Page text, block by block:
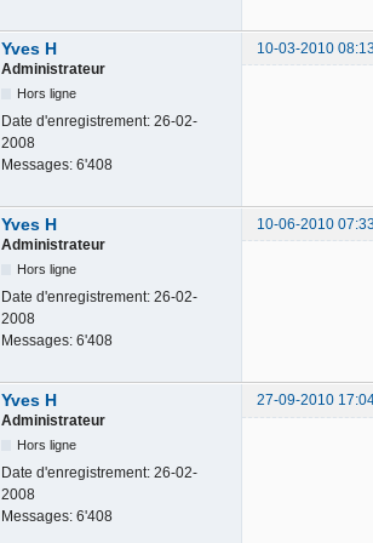
Yves H
10-03-2010
Administrateur
Hors ligne
Date d'enregistrement: 26-02-
2008
Messages: 6'408
Yves H
10-06-2010
Administrateur
Hors ligne
Date d'enregistrement: 26-02-
2008
Messages: 6'408
Yves H
27-09-2010
Administrateur
Hors ligne
Date d'enregistrement: 26-02-
2008
Messages: 6'408